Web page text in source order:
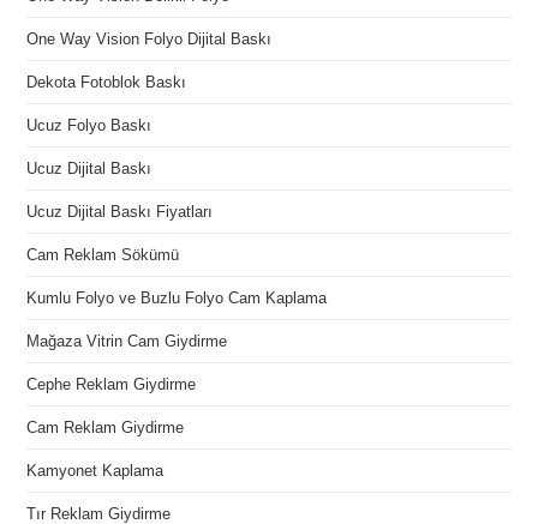
One Way Vision Folyo Dijital Baskı
Dekota Fotoblok Baskı
Ucuz Folyo Baskı
Ucuz Dijital Baskı
Ucuz Dijital Baskı Fiyatları
Cam Reklam Sökümü
Kumlu Folyo ve Buzlu Folyo Cam Kaplama
Mağaza Vitrin Cam Giydirme
Cephe Reklam Giydirme
Cam Reklam Giydirme
Kamyonet Kaplama
Tır Reklam Giydirme